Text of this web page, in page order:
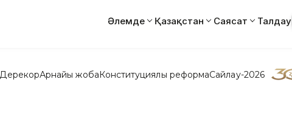
Әлемде Қазақстан Саясат Талдау
ДерекқорАрнайы жобаКонституциялық реформаСайлау-2026